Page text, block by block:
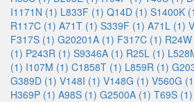
I1171N (1) L833F (1) Q14D (1) S1400K
R117C (1) A71T (1) S339F (1) A71L (1)
F317S (1) G20201A (1) F317C (1)
(1) P243R (1) S9346A (1) R25L (1)
(1) I107M (1) C1858T (1) L859R (1)
G389D (1) V148I (1) V148G (1) V560G
H369P (1) A98S (1) G2500A (1) T69S (1)